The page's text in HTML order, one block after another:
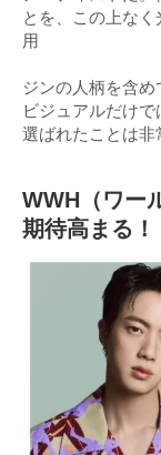
とを、この上なく
用
ジンの人柄を含め
ビジュアルだけ
選ばれたことは非
WWH（ワー
期待高まる！